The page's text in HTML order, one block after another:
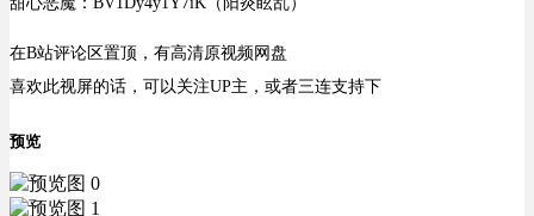
在B站评论区置顶，有高清原视频网盘
喜欢此视屏的话，可以关注UP主，或者三连支持下
预览